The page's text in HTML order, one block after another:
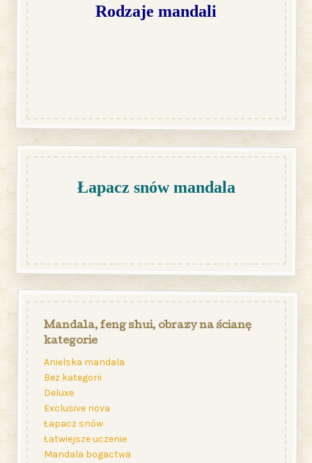
Rodzaje mandali
Łapacz snów mandala
Mandala, feng shui, obrazy na ścianę
kategorie
Anielska mandala
Bez kategorii
Deluxe
Exclusive nova
Łapacz snów
Łatwiejsze uczenie
Mandala bogactwa